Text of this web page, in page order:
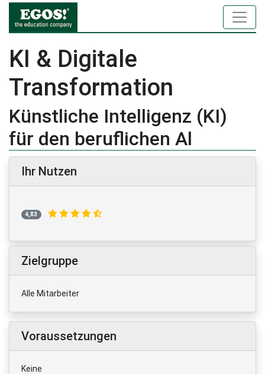
KI & Digitale
Transformation
Künstliche Intelligenz (KI)
für den beruflichen Al
Ihr Nutzen
4,83
Zielgruppe
Alle Mitarbeiter
Voraussetzungen
Keine